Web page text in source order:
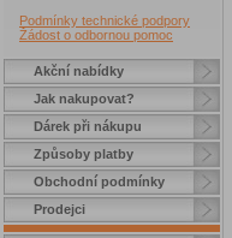
Podmínky technické podpory
Žádost o odbornou pomoc
Akční nabídky
Jak nakupovat?
Dárek při nákupu
Způsoby platby
Obchodní podmínky
Prodejci